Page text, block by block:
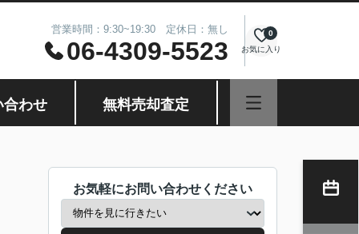
営業時間：9:30~19:30 定休日：無し
06-4309-5523 お気に入り
0
合わせ 無料売却査定
お気軽にお問い合わせください